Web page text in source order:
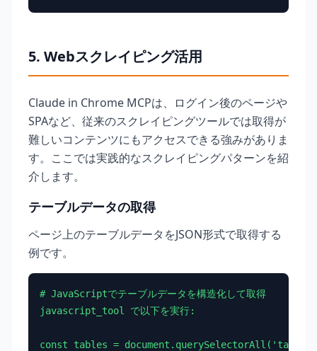
5. Webスクレイピング活用
Claude in Chrome MCPは、ログイン後のページや
SPAなど、従来のスクレイピングツールでは取得が
難しいコンテンツにもアクセスできる強みがありま
す。ここでは実践的なスクレイピングパターンを紹
介します。
テーブルデータの取得
ページ上のテーブルデータをJSON形式で取得する
例です。
# JavaScriptでテーブルデータを構造化して取得
javascript_tool で以下を実行:
const tables =